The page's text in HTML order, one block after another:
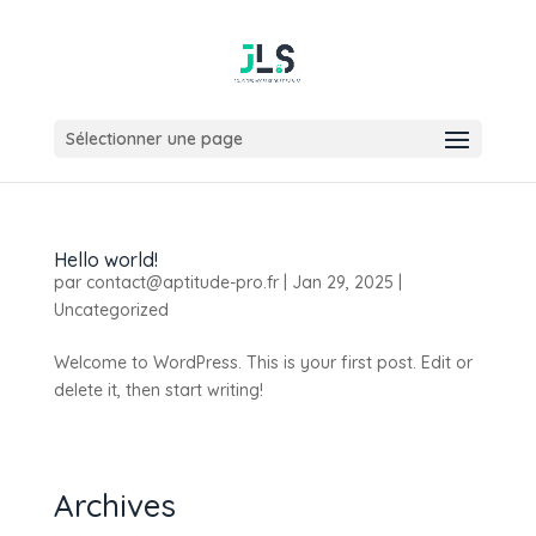
Sélectionner une page
Hello world!
par contact@aptitude-pro.fr| Jan 29, 2025
Uncategorized
Welcome to WordPress. This is your first post. Edit or
delete it, then start writing!
Archives